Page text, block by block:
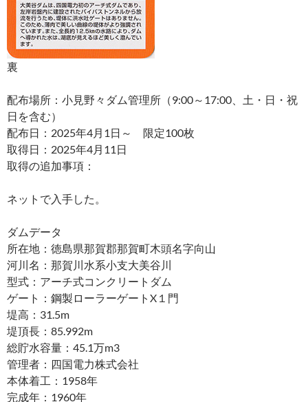
裏
配布場所：小見野々ダム管理所（9:00～17:00、土・日・祝
日を含む）
配布日：2025年4月1日～ 限定100枚
取得日：2025年4月11日
取得の追加事項：
ネットで入手した。
ダムデータ
所在地：徳島県那賀郡那賀町木頭名字向山
河川名：那賀川水系小支大美谷川
型式：アーチ式コンクリートダム
ゲート：鋼製ローラーゲートX１門
堤高：31.5m
堤頂長：85.992m
総貯水容量：45.1万m3
管理者：四国電力株式会社
本体着工：1958年
完成年：1960年